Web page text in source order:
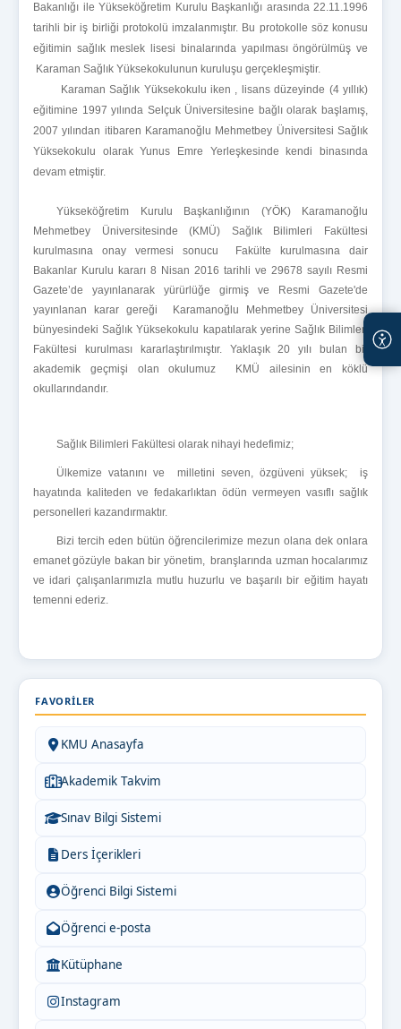
Bakanlığı ile Yükseköğretim Kurulu Başkanlığı arasında 22.11.1996
tarihli bir iş birliği protokolü imzalanmıştır. Bu protokolle söz konusu
eğitimin sağlık meslek lisesi binalarında yapılması öngörülmüş ve
Karaman Sağlık Yüksekokulunun kuruluşu gerçekleşmiştir.
Karaman Sağlık Yüksekokulu iken , lisans düzeyinde (4 yıllık)
eğitimine 1997 yılında Selçuk Üniversitesine bağlı olarak başlamış,
2007 yılından itibaren Karamanoğlu Mehmetbey Üniversitesi Sağlık
Yüksekokulu olarak Yunus Emre Yerleşkesinde kendi binasında
devam etmiştir.
Yükseköğretim Kurulu Başkanlığının (YÖK) Karamanoğlu
Mehmetbey Üniversitesinde (KMÜ) Sağlık Bilimleri Fakültesi
kurulmasına onay vermesi sonucu Fakülte kurulmasına dair
Bakanlar Kurulu kararı 8 Nisan 2016 tarihli ve 29678 sayılı Resmi
Gazete’de yayınlanarak yürürlüğe girmiş ve
Resmi Gazete'de
yayınlanan karar gereği Karamanoğlu Mehmetbey Üniversitesi
bünyesindeki Sağlık Yüksekokulu kapatılarak yerine Sağlık Bilimleri
Fakültesi kurulması kararlaştırılmıştır. Yaklaşık 20 yılı bulan bir
akademik geçmişi olan okulumuz KMÜ ailesinin en köklü
okullarındandır.
Sağlık Bilimleri Fakültesi olarak nihayi hedefimiz;
Ülkemize vatanını ve milletini seven, özgüveni yüksek; iş
hayatında kaliteden ve fedakarlıktan ödün vermeyen vasıflı sağlık
personelleri kazandırmaktır.
Bizi tercih eden bütün öğrencilerimize mezun olana dek onlara
emanet gözüyle bakan bir yönetim, branşlarında uzman hocalarımız
ve idari çalışanlarımızla mutlu huzurlu ve başarılı bir eğitim hayatı
temenni ederiz.
FAVORILER
KMU Anasayfa
Akademik Takvim
Sınav Bilgi Sistemi
Ders İçerikleri
Öğrenci Bilgi Sistemi
Öğrenci e-posta
Kütüphane
Instagram